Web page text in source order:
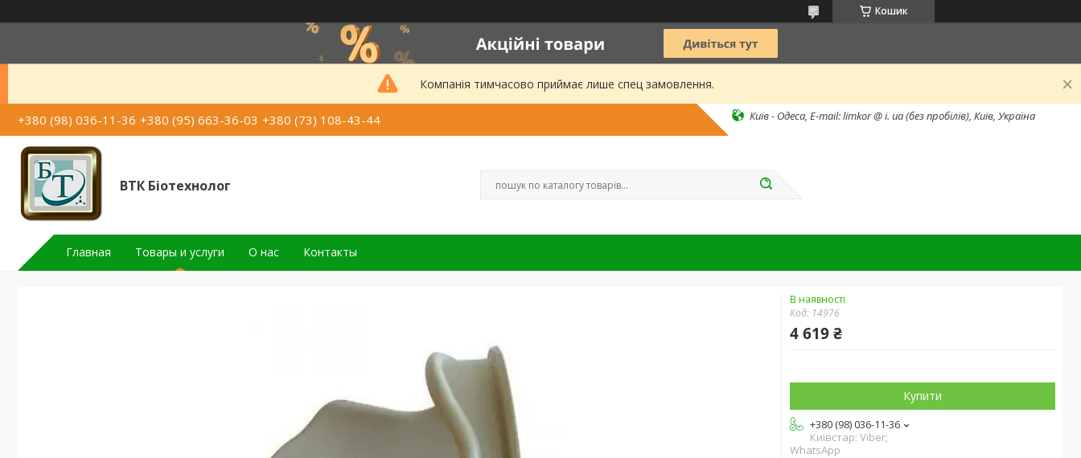
Кошик
Компанія тимчасово приймає лише спец замовлення.
+380 (98) 036-11-36 +380 (95) 663-36-03 +380 (73) 108-43-44 Київ - Одеса, E-mail: limkor @ i. ua (без пробілів), Київ, Україна
ВТК Біотехнолог
Главная Товары и услуги О нас Контакты
В наявності
Код: 14976
4 619 ₴
Купити
+380 (98) 036-11-36
Київстар: Viber;
WhatsApp